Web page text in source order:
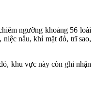
ngưỡng khoảng 56 loài
nâu, khỉ mặt đỏ, trĩ sao,
khu vực này còn ghi nhận